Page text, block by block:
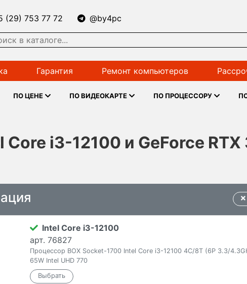
(29) 753 77 72 @by4pc
Гарантия Ремонт компьютеров
ПО ЦЕНЕ ПО ВИДЕОКАРТЕ ПО ПРОЦЕССОРУ
i3-12100 и GeForce
Intel Core i3-12100
арт. 76827
Процессор BOX Socket-1700 Intel Core i3-12100 4C/8T (6P 3.3/
65W Intel UHD 770